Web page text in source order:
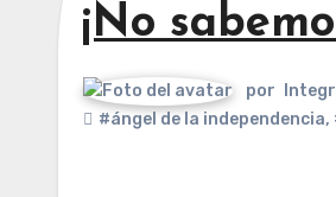
¡No
por
#ángel de la independencia,